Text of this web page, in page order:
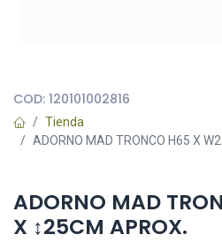
COD: 120101002816
Tienda
ADORNO MAD TRONCO H65 X
ADORNO MAD
X ↕25CM APROX.